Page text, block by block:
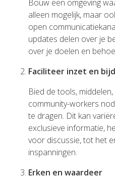
Bouw een omgeving
alleen mogelijk, maar
open
updates delen over je
over je doelen en
Faciliteer inzet en
Bied de tools,
community-workers
te dragen. Dit kan
exclusieve informatie,
voor discussie, tot het
inspanningen.
Erken en waardeer